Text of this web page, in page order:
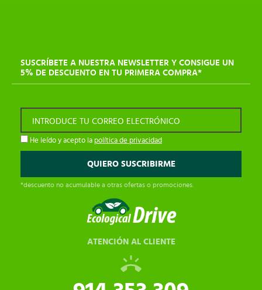
SUSCRÍBETE A NUESTRA NEWSLETTER Y CONSIGUE UN
5% DE DESCUENTO EN TU PRIMERA COMPRA*
INTRODUCE TU CORREO ELECTRÓNICO
He leído y acepto la política de privacidad
*descuento no acumulable a otras ofertas o promociones.
ATENCIÓN AL CLIENTE